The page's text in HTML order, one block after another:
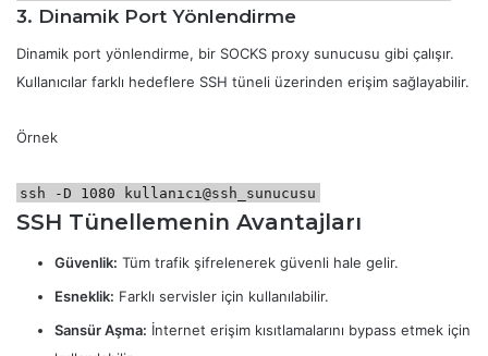
3. Dinamik Port Yönlendirme
Dinamik port yönlendirme, bir SOCKS proxy sunucusu gibi çalışır.
Kullanıcılar farklı hedeflere SSH tüneli üzerinden erişim sağlayabilir.
Örnek
ssh -D 1080 kullanıcı@ssh_sunucusu
SSH Tünellemenin Avantajları
Güvenlik: Tüm trafik şifrelenerek güvenli hale gelir.
Esneklik: Farklı servisler için kullanılabilir.
Sansür Aşma: İnternet erişim kısıtlamalarını bypass etmek için